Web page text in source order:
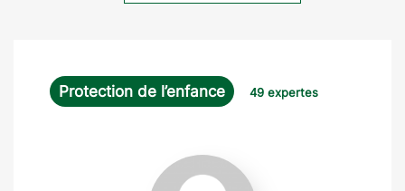
Protection de l’enfance 49 expertes
Muriel
Daniaux